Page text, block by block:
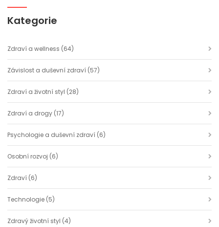
Kategorie
Zdraví a wellness (64)
Závislost a duševní zdraví (57)
Zdraví a životní styl (28)
Zdraví a drogy (17)
Psychologie a duševní zdraví (6)
Osobní rozvoj (6)
Zdraví (6)
Technologie (5)
Zdravý životní styl (4)